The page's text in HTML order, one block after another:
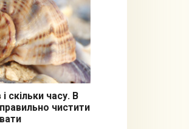
скільки часу. В
чистити